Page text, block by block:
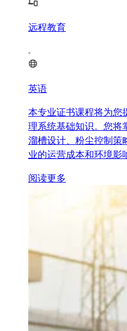
远程教育
英语
本专业证书课程将为您
理系统基础知识。您将
溜槽设计、粉尘控制策
业的运营成本和环境影
阅读更多